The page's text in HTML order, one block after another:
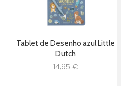
Tablet de Desenho azul Little
Dutch
14,95 €